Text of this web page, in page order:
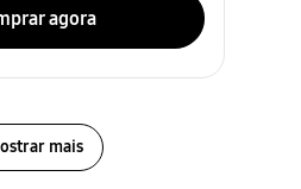
agora
mais